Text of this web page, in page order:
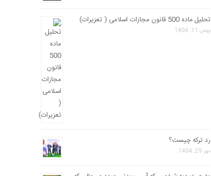
تحلیل ماده 500 قانون مجازات اسلامی ( تعزیرات)
بهمن 11, 1404
رد ترکه چیست؟
مهر 29, 1404